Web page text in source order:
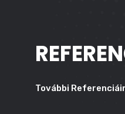
További